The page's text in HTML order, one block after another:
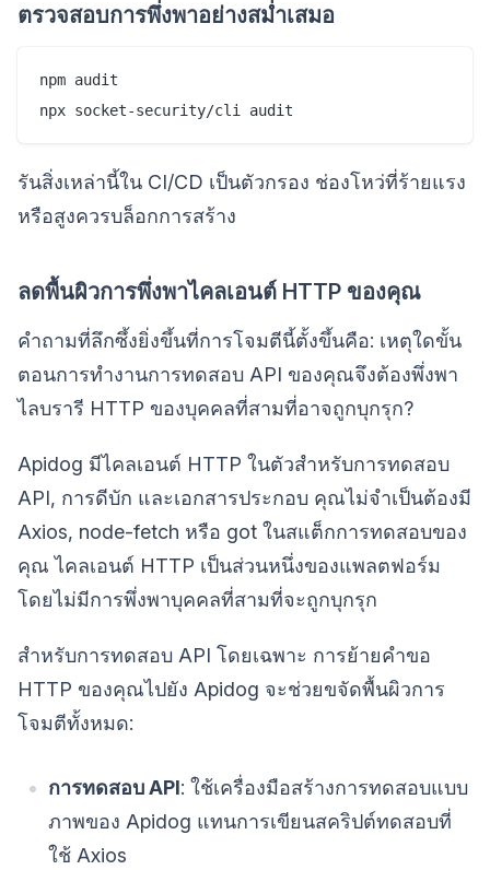
ตรวจสอบการพึ่งพาอย่างสม่ำเสมอ
npm audit
รันสิ่งเหล่านี้ใน CI/CD เป็นตัวกรอง ช่องโหว่ที่ร้ายแรง
หรือสูงควรบล็อกการสร้าง
ลดพื้นผิวการพึ่งพาไคลเอนต์ HTTP ของคุณ
คำถามที่ลึกซึ้งยิ่งขึ้นที่การโจมตีนี้ตั้งขึ้นคือ: เหตุใดขั้น
ตอนการทำงานการทดสอบ API ของคุณจึงต้องพึ่งพา
ไลบรารี HTTP ของบุคคลที่สามที่อาจถูกบุกรุก?
Apidog มีไคลเอนต์ HTTP ในตัวสำหรับการทดสอบ
API, การดีบัก และเอกสารประกอบ คุณไม่จำเป็นต้องมี
Axios, node-fetch หรือ got ในสแต็กการทดสอบของ
คุณ ไคลเอนต์ HTTP เป็นส่วนหนึ่งของแพลตฟอร์ม
โดยไม่มีการพึ่งพาบุคคลที่สามที่จะถูกบุกรุก
สำหรับการทดสอบ API โดยเฉพาะ การย้ายคำขอ
HTTP ของคุณไปยัง Apidog จะช่วยขจัดพื้นผิวการ
โจมตีทั้งหมด:
การทดสอบ API: ใช้เครื่องมือสร้างการทดสอบแบบ
ภาพของ Apidog แทนการเขียนสคริปต์ทดสอบที่
ใช้ Axios